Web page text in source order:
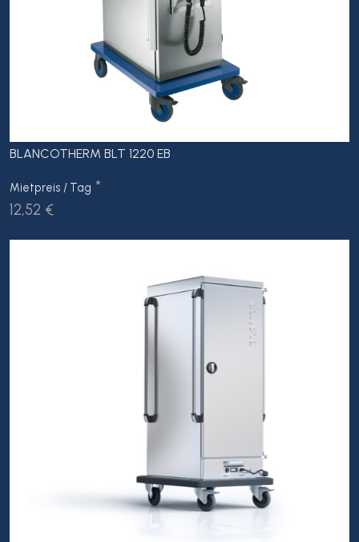
BLANCOTHERM BLT 1220 EB
Mietpreis / Tag *
12,52 €